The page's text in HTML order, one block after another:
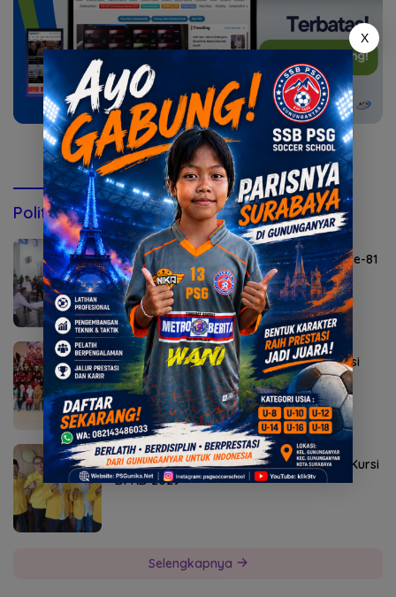
Konsultasi via WhatsApp
Politik & Pemerintahan
Agustus 6, 2026
Lomba Agustusan Semarakkan HUT RI ke-81
di Mojokerto
Agustus 5, 2026
Sekolah Rakyat Kedung Cowek Diapreasi
DPRD Surabaya
Agustus 2, 2026
Golkar Mojokerto Panasi Mesin Incar 10 Kursi
DPRD 2029
Selengkapnya
X